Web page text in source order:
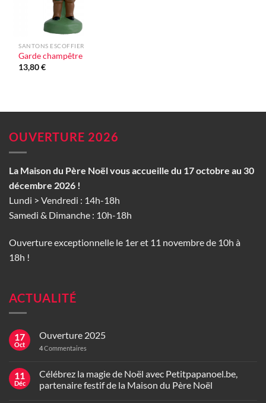
SANTONS ESCOFFIER
Garde champêtre
13,80€
OUVERTURE 2026
La Maison du Père Noël vous accueille du 17 octobre au 30
décembre 2026 !
Lundi > Vendredi : 14h-18h
Samedi & Dimanche : 10h-18h
Ouverture exceptionnelle le 1er et 11 novembre de 10h à
18h !
ACTUALITÉ
17
Oct
Ouverture 2025
4Commentaires
11
Déc
Célébrez la magie de Noël avec Petitpapanoel.be,
partenaire festif de la Maison du Père Noël